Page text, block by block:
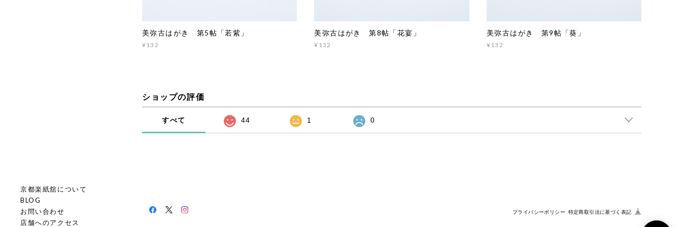
京都楽紙舘について
BLOG
お問い合わせ
店舗へのアクセス
美弥古はがき 第5帖「若紫」
¥132
美弥古はがき 第8帖「花宴」
¥132
美弥古はがき 第9帖「葵」
¥132
ショップの評価
すべて 44 1 0
プライバシーポリシー 特定商取引法に基づく表記